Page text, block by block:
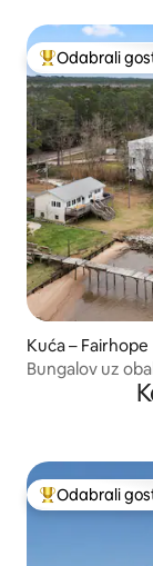
Među najviše
Odabrali
Kuća – Fairhope
Bungalov uz
Među najviše
Odabrali